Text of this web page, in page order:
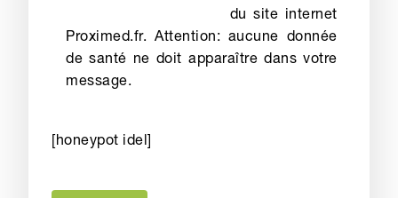
du site internet
Proximed.fr. Attention: aucune donnée
de santé ne doit apparaître dans votre
message.
[honeypot idel]